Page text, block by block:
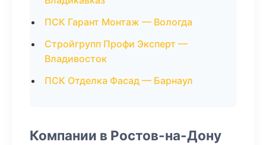
ПСК Гарант Монтаж — Вологда
Стройгрупп Профи Эксперт —
Владивосток
ПСК Отделка Фасад — Барнаул
Компании в Ростов-на-Дону